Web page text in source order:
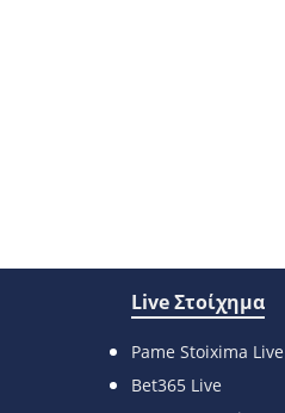
Live Στοίχημα
Pame Stoixima Live
Bet365 Live